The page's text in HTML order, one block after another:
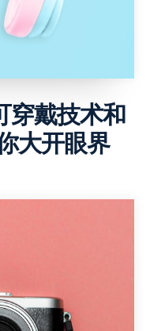
穿戴技术和
大开眼界